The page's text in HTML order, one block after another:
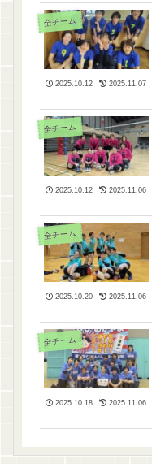
全チーム
2025.10.12 2025.11.07
全チーム
2025.10.12 2025.11.06
全チーム
2025.10.20 2025.11.06
全チーム
2025.10.18 2025.11.06